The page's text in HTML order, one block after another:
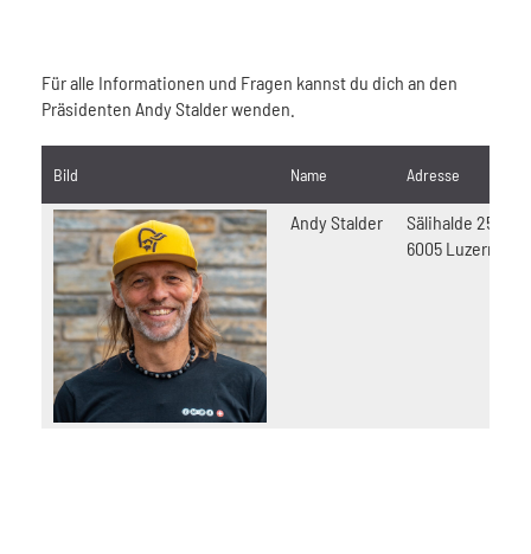
Für alle Informationen und Fragen kannst du dich an den
Präsidenten Andy Stalder wenden.
Bild Name Adresse
Andy Stalder
Sälihalde 25
6005 Luzern